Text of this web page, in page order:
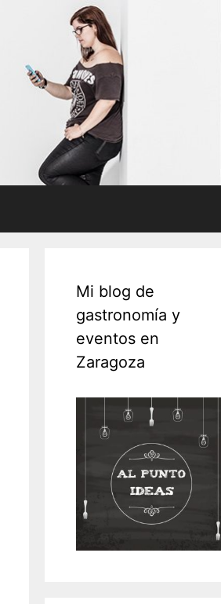
Mi blog de
gastronomía y
eventos en
Zaragoza